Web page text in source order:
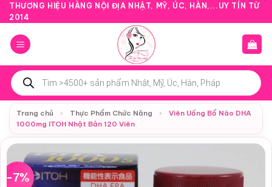
Bỏ
qua
nội
dung
THƯƠNG HIỆU HÀNG NỘI ĐỊA NHẬT, MỸ, ÚC, HÀN,...UY TÍN TỪ
2014
Tìm
kiếm
sản
phẩm
Trang chủ
› Thực Phẩm Chức Năng ›
Viên Uống Bổ Não DHA
1000mg ITOH Nhật Bản 120 Viên
-7%